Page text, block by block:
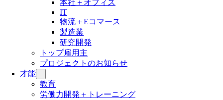
本社＋オフィス
IT
物流＋Eコマース
製造業
研究開発
トップ雇用主
プロジェクトのお知らせ
才能
教育
労働力開発＋トレーニング